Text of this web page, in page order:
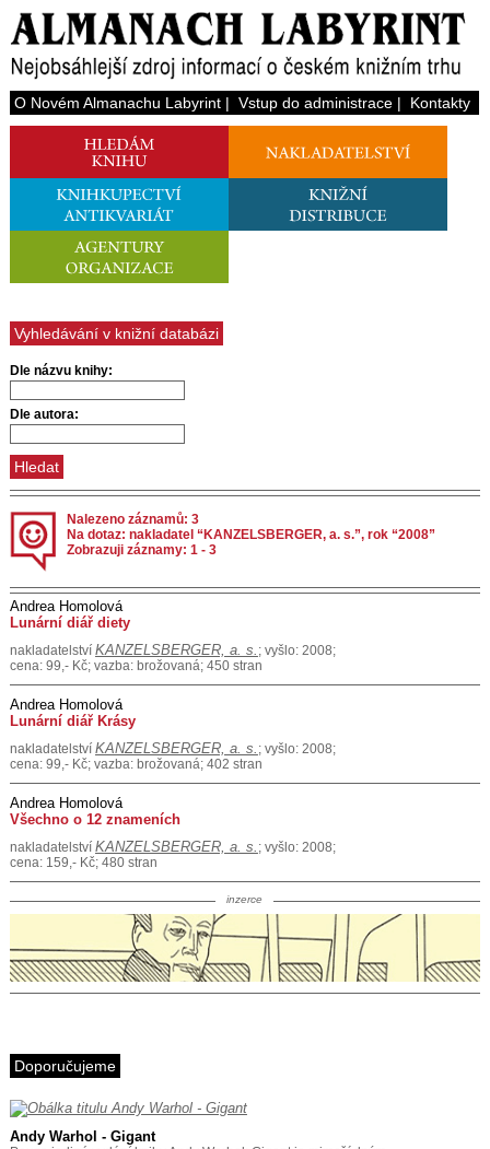
O Novém Almanachu Labyrint| Vstup do administrace| Kontakty
Vyhledávání v knižní databázi
Dle názvu knihy:
Dle autora:
Nalezeno záznamů: 3
Na dotaz: nakladatel “KANZELSBERGER, a. s.”, rok “2008”
Zobrazuji záznamy: 1 - 3
Andrea Homolová
Lunární diář diety
nakladatelství KANZELSBERGER, a. s. ; vyšlo: 2008;
cena: 99,- Kč; vazba: brožovaná; 450 stran
Andrea Homolová
Lunární diář Krásy
nakladatelství KANZELSBERGER, a. s. ; vyšlo: 2008;
cena: 99,- Kč; vazba: brožovaná; 402 stran
Andrea Homolová
Všechno o 12 znameních
nakladatelství KANZELSBERGER, a. s. ; vyšlo: 2008;
cena: 159,- Kč; 480 stran
inzerce
Doporučujeme
Andy Warhol - Gigant